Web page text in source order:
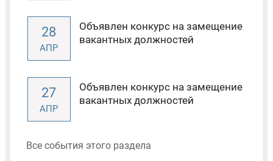
28
АПР
Объявлен конкурс на замещение
вакантных должностей
27
АПР
Объявлен конкурс на замещение
вакантных должностей
Все события этого раздела